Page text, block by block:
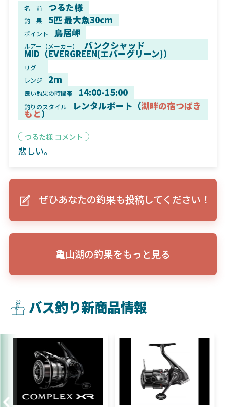
名 前 つるた様
釣 果 5匹 最大魚30cm
ポイント 鳥居岬
ルアー（メーカー） バンクシャッド
MID（EVERGREEN(エバーグリーン)）
リグ
レンジ
2m
良い釣果の時間帯 14:00-15:00
釣りのスタイル レンタルボート（湖畔の宿つばき
もと）
つるた様 コメント
悲しい。
ぜひあなたの釣果も投稿してください！
亀山湖の釣果をもっと見る
バス釣り新商品情報